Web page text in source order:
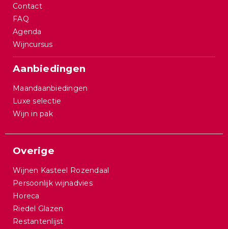
Contact
FAQ
Agenda
Wijncursus
Aanbiedingen
Maandaanbiedingen
Luxe selectie
Wijn in pak
Overige
Wijnen Kasteel Rozendaal
Persoonlijk wijnadvies
Horeca
Riedel Glazen
Restantenlijst